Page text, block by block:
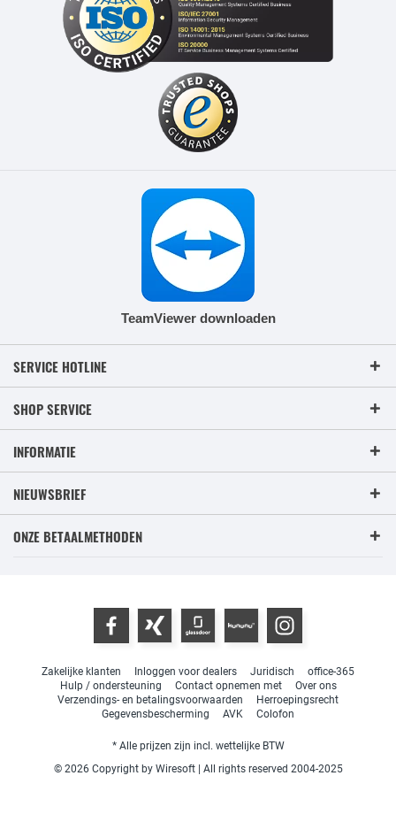
TeamViewer downloaden
SERVICE HOTLINE
SHOP SERVICE
INFORMATIE
NIEUWSBRIEF
ONZE BETAALMETHODEN
Zakelijke klanten Inloggen voor dealers Juridisch
office-365
Hulp / ondersteuning
Contact opnemen met
Over ons
Verzendings- en betalingsvoorwaarden
Herroepingsrecht
Gegevensbescherming
AVK Colofon
* Alle prijzen zijn incl. wettelijke BTW
© 2026 Copyright by Wiresoft | All rights reserved 2004-2025